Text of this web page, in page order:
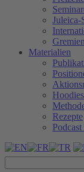
Juleica-
Gremien
Materialien
Rezepte